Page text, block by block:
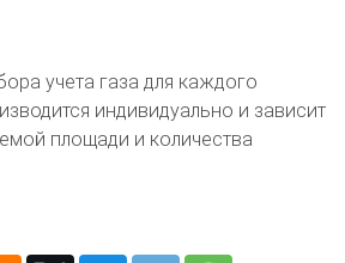
учета газа для каждого
индивидуально и зависит
площади и количества